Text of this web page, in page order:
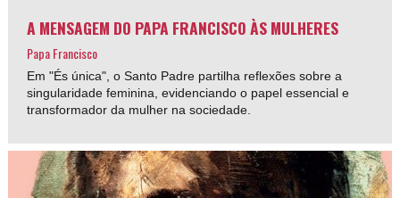
A MENSAGEM DO PAPA FRANCISCO ÀS MULHERES
Papa Francisco
Em "És única", o Santo Padre partilha reflexões sobre a
singularidade feminina, evidenciando o papel essencial e
transformador da mulher na sociedade.